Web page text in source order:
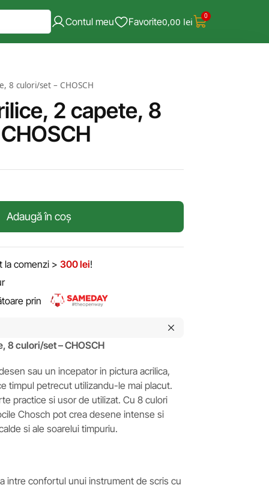
Contul meu Favorite0,00 lei 0
8 culori/set – CHOSCH
2 capete, 8
Adaugă în coș
la comenzi > 300 lei!
prin
8 culori/set – CHOSCH
sau un incepator in pictura acrilica,
timpul petrecut utilizandu-le mai placut.
practice si usor de utilizat. Cu 8 culori
Chosch pot crea desene intense si
si ale soarelui timpuriu.
intre confortul unui instrument de scris cu